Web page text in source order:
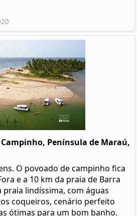
Península de Maraú,
O povoado de campinho fica
e a 10 km da praia de Barra
praia lindíssima, com águas
coqueiros, cenário perfeito
ótimas para um bom banho.